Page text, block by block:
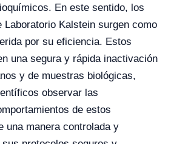
En este sentido, los
Laboratorio Kalstein surgen como
por su eficiencia. Estos
una segura y rápida inactivación
y de muestras biológicas,
observar las
de estos
una manera controlada y